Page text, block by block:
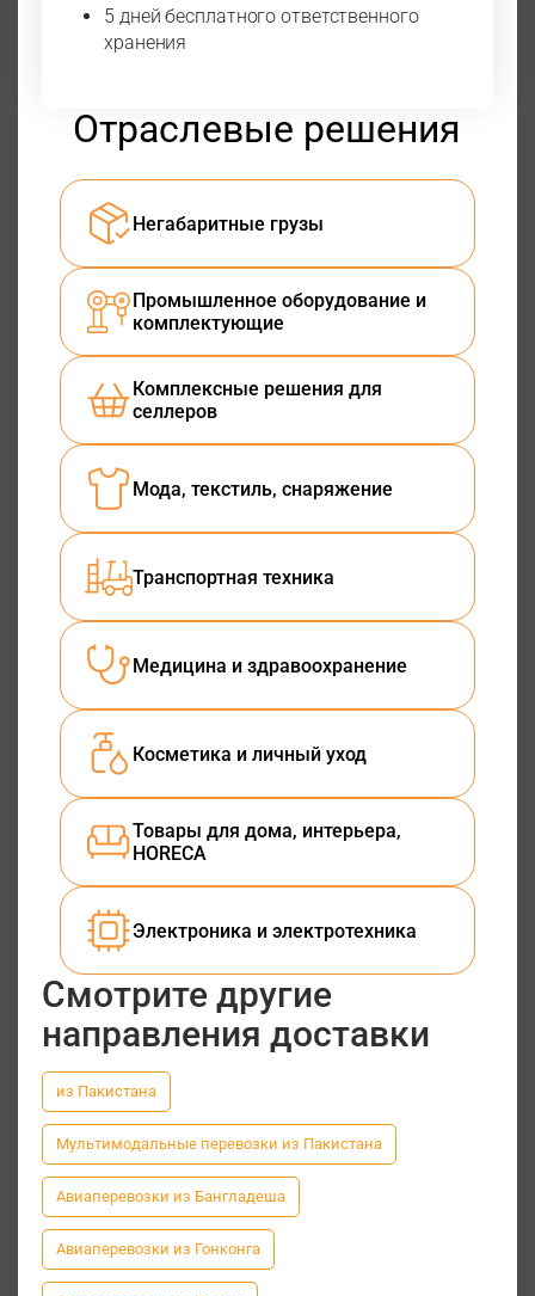
5 дней бесплатного ответственного
хранения
Отраслевые решения
Негабаритные грузы
Промышленное оборудование и
комплектующие
Комплексные решения для
селлеров
Мода, текстиль, снаряжение
Транспортная техника
Медицина и здравоохранение
Косметика и личный уход
Товары для дома, интерьера,
HORECA
Электроника и электротехника
Смотрите другие
направления доставки
из Пакистана
Мультимодальные перевозки из Пакистана
Авиаперевозки из Бангладеша
Авиаперевозки из Гонконга